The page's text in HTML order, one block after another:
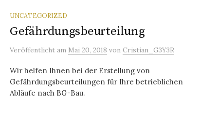
UNCATEGORIZED
Gefährdungsbeurteilung
Veröffentlicht am Mai 20, 2018 von Cristian_G3Y3R
Wir helfen Ihnen bei der Erstellung von
Gefährdungsbeurteilungen für Ihre betrieblichen
Abläufe nach BG-Bau.